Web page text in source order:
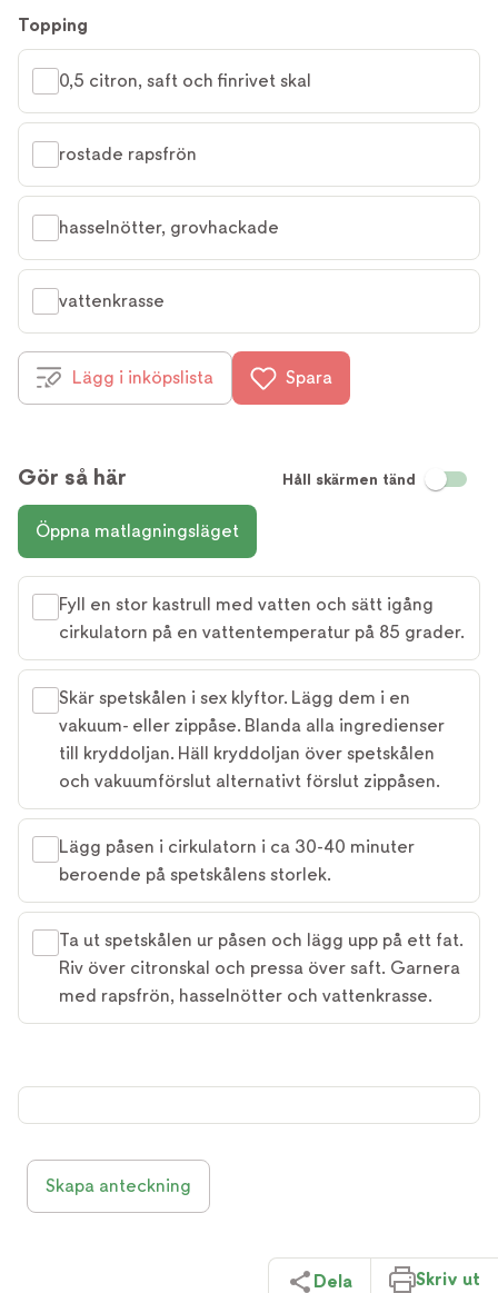
Topping
0,5 citron, saft och finrivet skal
rostade rapsfrön
hasselnötter, grovhackade
vattenkrasse
Lägg i inköpslista Spara
Gör så här Håll skärmen tänd
Öppna matlagningsläget
Fyll en stor kastrull med vatten och sätt igång
cirkulatorn på en vattentemperatur på 85 grader.
Skär spetskålen i sex klyftor. Lägg dem i en
vakuum- eller zippåse. Blanda alla ingredienser
till kryddoljan. Häll kryddoljan över spetskålen
och vakuumförslut alternativt förslut zippåsen.
Lägg påsen i cirkulatorn i ca 30-40 minuter
beroende på spetskålens storlek.
Ta ut spetskålen ur påsen och lägg upp på ett fat.
Riv över citronskal och pressa över saft. Garnera
med rapsfrön, hasselnötter och vattenkrasse.
Skapa anteckning
Dela Skriv ut